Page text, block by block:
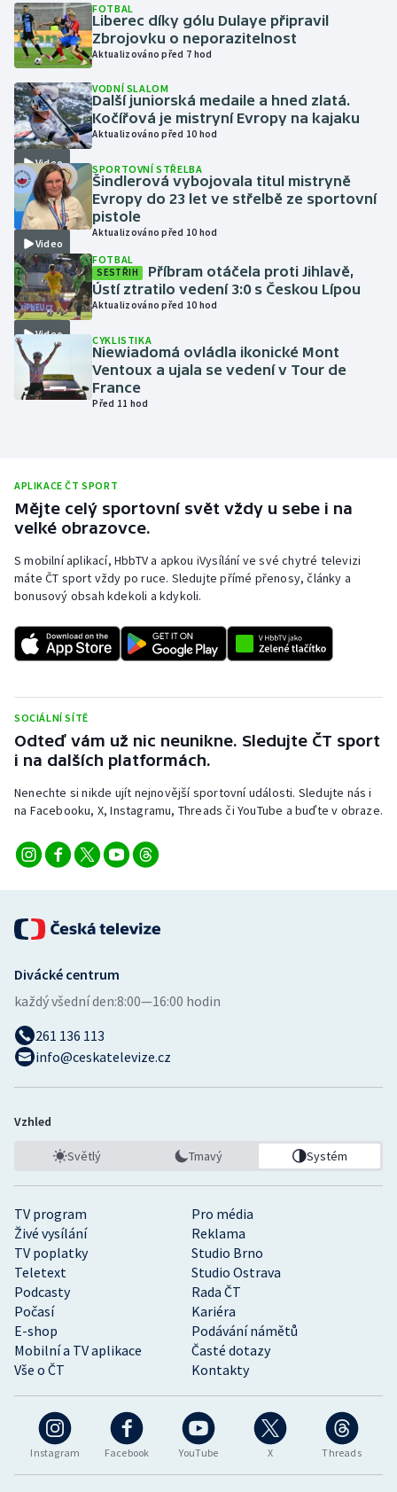
Jezdectví
Judo
Krasobruslení
Lezení
Lyže a snowboard
Moderní pětiboj
Motorsport
Olympijské hry
Parasport
Rychlostní kanoistika
Short track
Stolní tenis
Triatlon
Veslování
Vodní slalom
Ostatní
FOTBAL
Liberec díky gólu Dulaye připravil
Zbrojovku o neporazitelnost
Aktualizováno před 7 hod
Video
VODNÍ SLALOM
Další juniorská medaile a hned zlatá.
Kočířová je mistryní Evropy na kajaku
Aktualizováno před 10 hod
Video
SPORTOVNÍ STŘELBA
Šindlerová vybojovala titul mistryně
Evropy do 23 let ve střelbě ze sportovní
pistole
Aktualizováno před 10 hod
Video
FOTBAL
SESTŘIH
Příbram otáčela proti Jihlavě,
Ústí ztratilo vedení 3:0 s Českou Lípou
Aktualizováno před 10 hod
CYKLISTIKA
Niewiadomá ovládla ikonické Mont
Ventoux a ujala se vedení v Tour de
France
Před 11 hod
APLIKACE ČT SPORT
Mějte celý sportovní svět vždy u sebe i na
velké obrazovce.
S mobilní aplikací, HbbTV a apkou iVysílání ve své chytré televizi
máte ČT sport vždy po ruce. Sledujte přímé přenosy, články a
bonusový obsah kdekoli a kdykoli.
SOCIÁLNÍ SÍTĚ
Odteď vám už nic neunikne. Sledujte ČT sport
i na dalších platformách.
Nenechte si nikde ujít nejnovější sportovní události. Sledujte nás i
na Facebooku, X, Instagramu, Threads či YouTube a buďte v obraze.
Instagram Facebook YouTube X Threads
TV program
Pro média
Živé vysílání
Reklama
TV poplatky
Studio Brno
Teletext
Studio Ostrava
Podcasty
Rada ČT
Počasí
Kariéra
E-shop
Podávání námětů
Mobilní a TV aplikace
Časté dotazy
Vše o ČT
Kontakty
Divácké centrum
každý všední den:8:00—16:00 hodin
261 136 113
info@ceskatelevize.cz
Vzhled
Světlý Tmavý Systém